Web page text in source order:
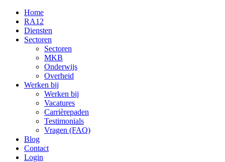
Home
RA12
Diensten
Sectoren
Sectoren
MKB
Onderwijs
Overheid
Werken bij
Werken bij
Vacatures
Carrièrepaden
Testimonials
Vragen (FAQ)
Blog
Contact
Login